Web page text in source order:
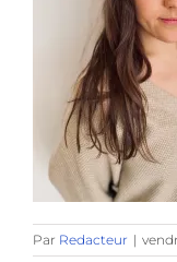
Par Redacteur |